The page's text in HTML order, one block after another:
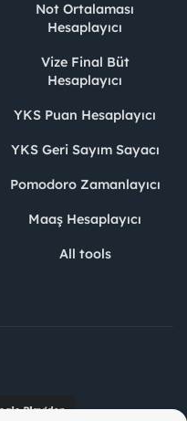
Not Ortalaması
Hesaplayıcı
Vize Final Büt
Hesaplayıcı
YKS Puan Hesaplayıcı
YKS Geri Sayım Sayacı
Pomodoro Zamanlayıcı
Maaş Hesaplayıcı
All tools